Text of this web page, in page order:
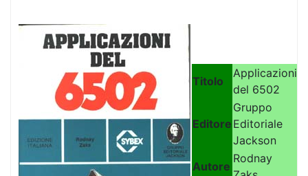
Titolo
Applicazioni
del 6502
Editore
Gruppo
Editoriale
Jackson
Autore
Rodnay